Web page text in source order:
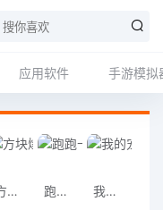
应用软件 手游模拟
方块爆炸大师安卓版 跑跑卡丁车安卓 我的宠物Pou安卓版